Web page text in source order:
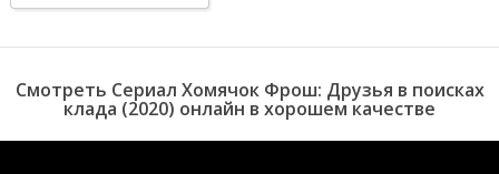
Смотреть Сериал Хомячок Фрош: Друзья в поисках
клада (2020) онлайн в хорошем качестве